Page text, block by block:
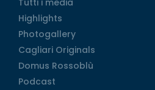
Highlights
Highlights
Photogallery
Photogallery
Cagliari Originals
Cagliari Originals
Domus Rossoblù
Domus Rossoblù
Podcast
Podcast